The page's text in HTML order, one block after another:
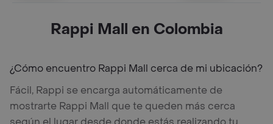
Rappi Mall en Colombia
¿Cómo encuentro Rappi Mall cerca de mi ubicación?
Fácil, Rappi se encarga automáticamente de
mostrarte Rappi Mall que te queden más cerca